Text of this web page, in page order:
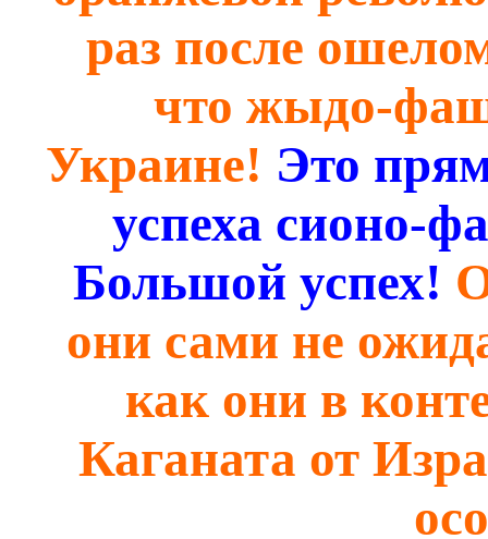
раз после
что жыдо-
Украине! Это
успеха сионо-
Большой успех!
они сами не
как они в
Каганата от